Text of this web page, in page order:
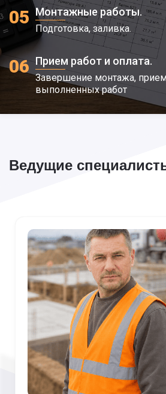
05 Монтажные работы.
Подготовка, заливка.
06 Прием работ и оплата.
Завершение монтажа,
выполненных работ
Ведущие